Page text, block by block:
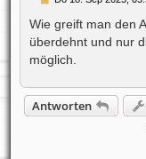
r
a
g
Wie greift man den
überdehnt und nur
möglich.
Antworten